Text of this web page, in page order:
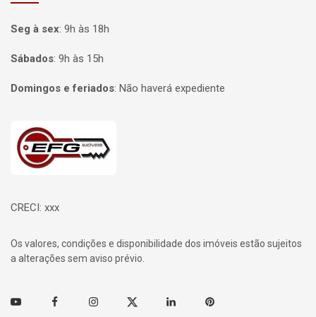
Seg à sex: 9h às 18h
Sábados: 9h às 15h
Domingos e feriados: Não haverá expediente
Página inicial
CRECI: xxx
Os valores, condições e disponibilidade dos imóveis estão sujeitos
a alterações sem aviso prévio.
Youtube FacebookInstagramTwitter Linkedin Pinterest